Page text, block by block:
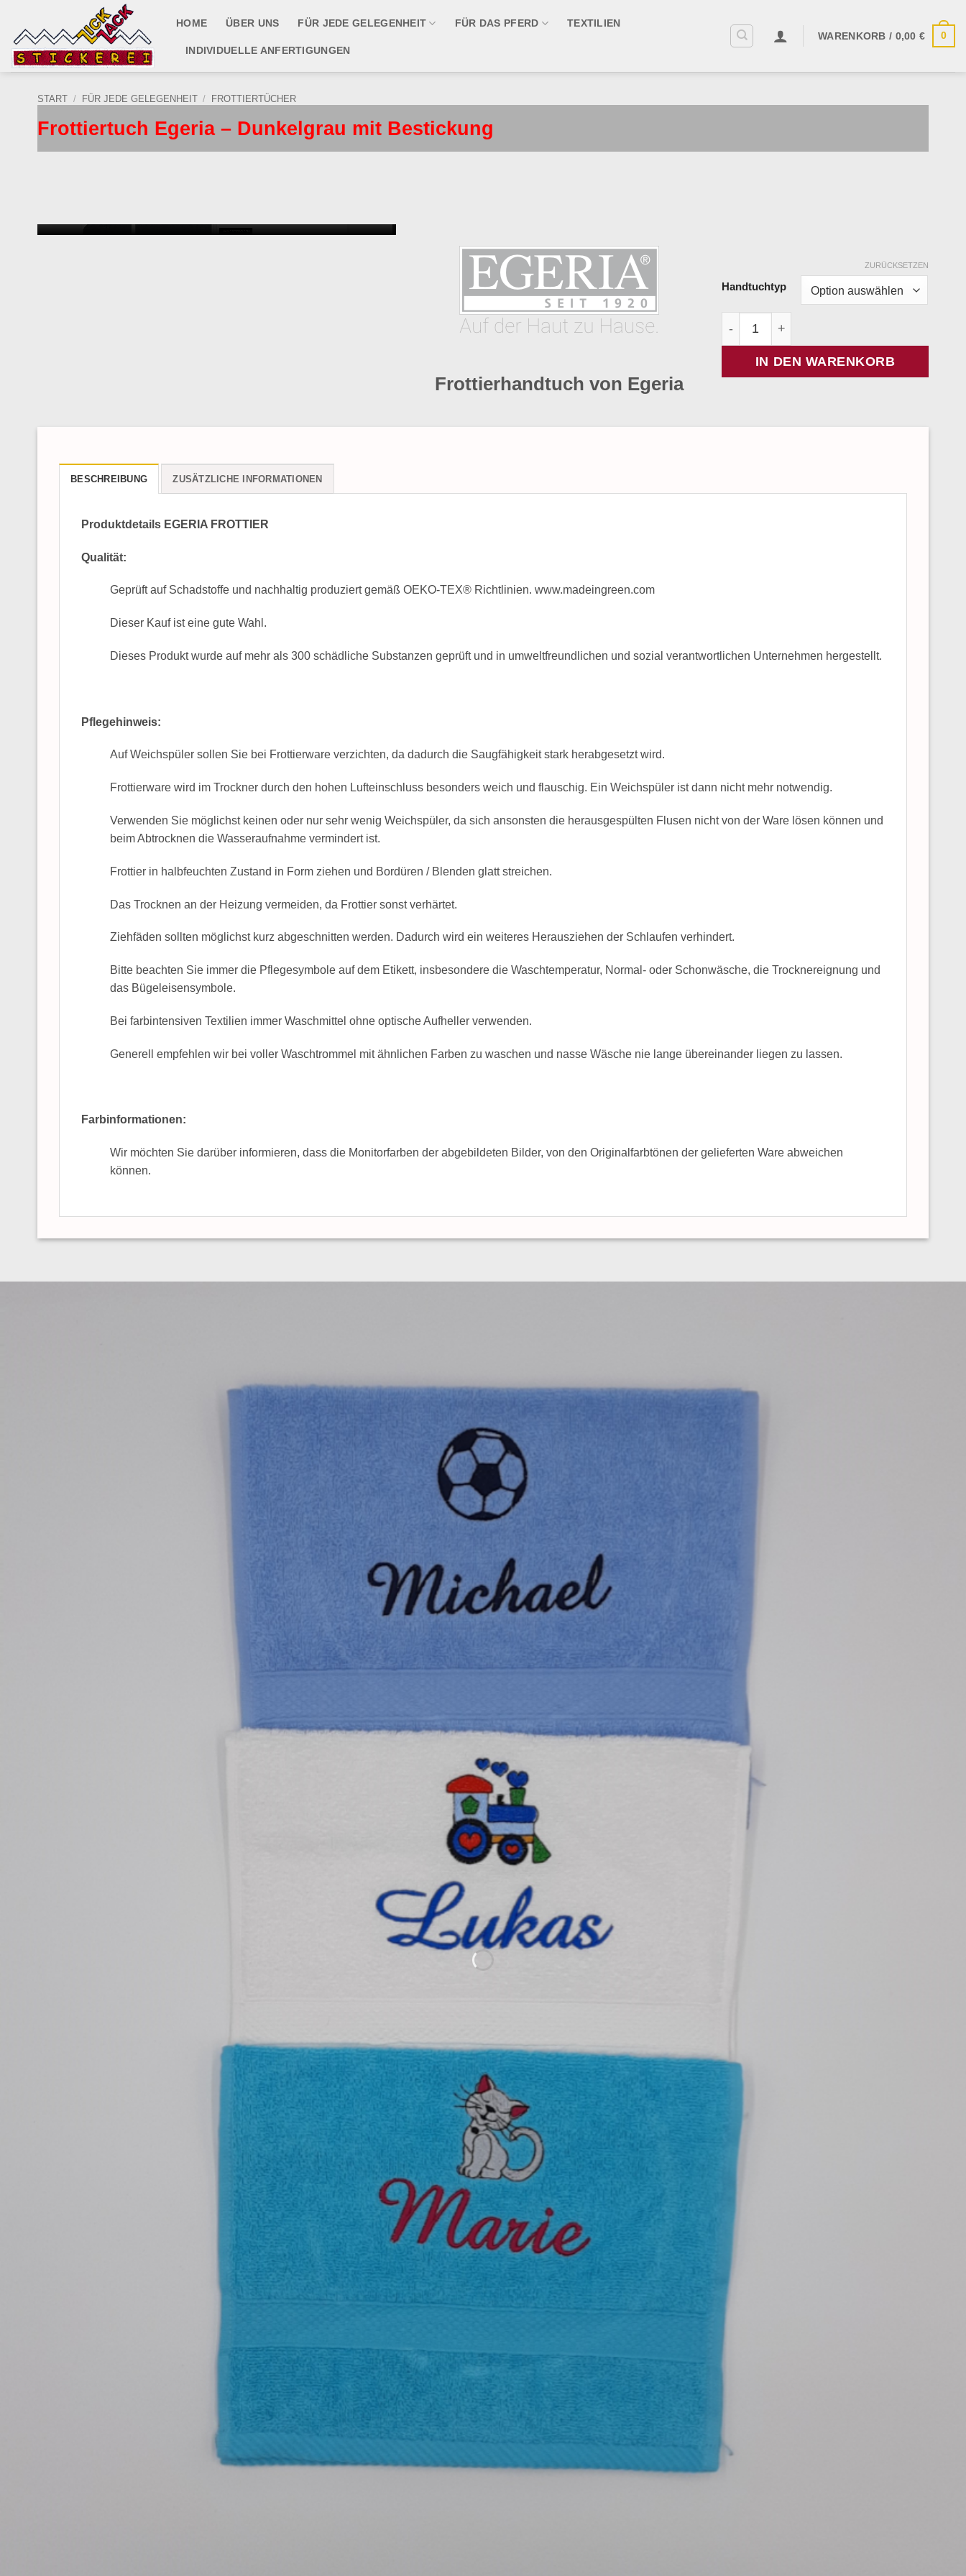
Inhalt
springen
HOME ÜBER UNS FÜR JEDE GELEGENHEIT FÜR DAS PFERD TEXTILIEN
INDIVIDUELLE ANFERTIGUNGEN
WARENKORB / 0,00€ 0
START / FÜR JEDE GELEGENHEIT / FROTTIERTÜCHER
Frottiertuch Egeria – Dunkelgrau mit Bestickung
Frottierhandtuch von Egeria
Handtuchtyp
ZURÜCKSETZEN
IN DEN WARENKORB
BESCHREIBUNG ZUSÄTZLICHE INFORMATIONEN
Produktdetails EGERIA FROTTIER
Qualität:
Geprüft auf Schadstoffe und nachhaltig produziert gemäß OEKO-TEX® Richtlinien. www.madeingreen.com
Dieser Kauf ist eine gute Wahl.
Dieses Produkt wurde auf mehr als 300 schädliche Substanzen geprüft und in umweltfreundlichen und sozial verantwortlichen Unternehmen hergestellt.
Pflegehinweis:
Auf Weichspüler sollen Sie bei Frottierware verzichten, da dadurch die Saugfähigkeit stark herabgesetzt wird.
Frottierware wird im Trockner durch den hohen Lufteinschluss besonders weich und flauschig. Ein Weichspüler ist dann nicht mehr notwendig.
Verwenden Sie möglichst keinen oder nur sehr wenig Weichspüler, da sich ansonsten die herausgespülten Flusen nicht von der Ware lösen können und
beim Abtrocknen die Wasseraufnahme vermindert ist.
Frottier in halbfeuchten Zustand in Form ziehen und Bordüren / Blenden glatt streichen.
Das Trocknen an der Heizung vermeiden, da Frottier sonst verhärtet.
Ziehfäden sollten möglichst kurz abgeschnitten werden. Dadurch wird ein weiteres Herausziehen der Schlaufen verhindert.
Bitte beachten Sie immer die Pflegesymbole auf dem Etikett, insbesondere die Waschtemperatur, Normal- oder Schonwäsche, die Trocknereignung und
das Bügeleisensymbole.
Bei farbintensiven Textilien immer Waschmittel ohne optische Aufheller verwenden.
Generell empfehlen wir bei voller Waschtrommel mit ähnlichen Farben zu waschen und nasse Wäsche nie lange übereinander liegen zu lassen.
Farbinformationen:
Wir möchten Sie darüber informieren, dass die Monitorfarben der abgebildeten Bilder, von den Originalfarbtönen der gelieferten Ware abweichen
können.